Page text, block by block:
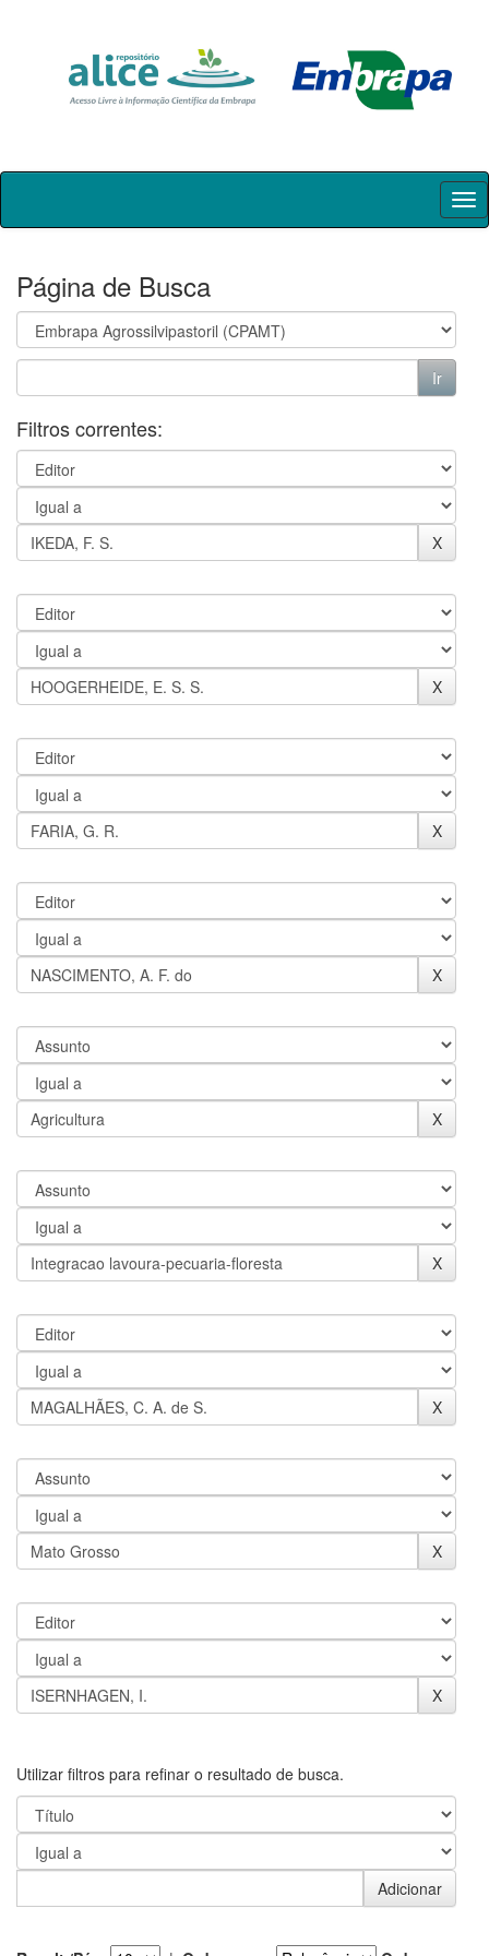
Skip
Página de Busca
Filtros correntes:
Utilizar filtros para refinar o resultado de busca.